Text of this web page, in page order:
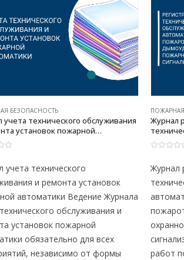
БЕЗОПАСНОСТЬ
учета технического обслуживания
установок пожарной
учета технического
и ремонта установок
автоматики Ведение Журнала
обслуживания и
установок пожарной
обязательно для всех
независимо от формы
Журнал
Журнал
работ